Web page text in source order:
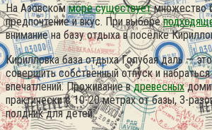
На Азовскомморе существуетмножество
предпочтение и вкус. При выборе
внимание на базу отдыха в посёлке
Кирилловка база отдыха Голубая даль —
совершить собственный отпуск и
впечатлений. Проживание вдревесных
практически с 10-20 метрах от базы, 3-
полдник для детей.